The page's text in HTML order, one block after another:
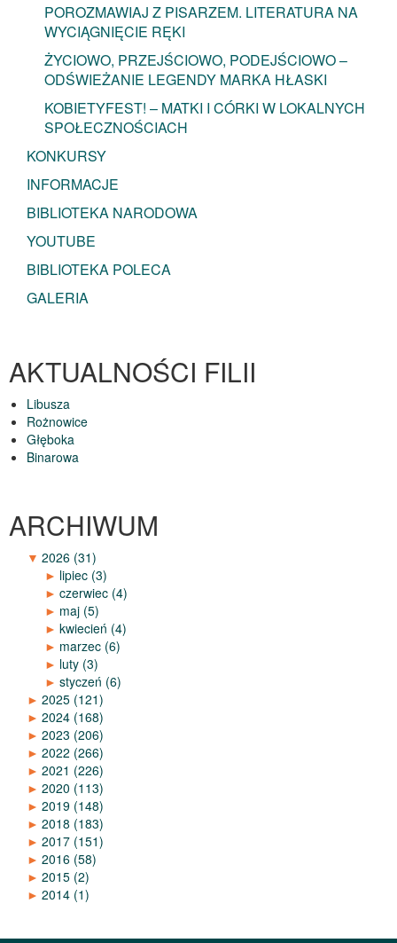
POROZMAWIAJ Z PISARZEM. LITERATURA NA
WYCIĄGNIĘCIE RĘKI
ŻYCIOWO, PRZEJŚCIOWO, PODEJŚCIOWO –
ODŚWIEŻANIE LEGENDY MARKA HŁASKI
KOBIETYFEST! – MATKI I CÓRKI W LOKALNYCH
SPOŁECZNOŚCIACH
KONKURSY
INFORMACJE
BIBLIOTEKA NARODOWA
YOUTUBE
BIBLIOTEKA POLECA
GALERIA
AKTUALNOŚCI FILII
Libusza
Rożnowice
Głęboka
Binarowa
ARCHIWUM
▼ 2026 (31)
► lipiec (3)
► czerwiec (4)
► maj (5)
► kwiecień (4)
► marzec (6)
► luty (3)
► styczeń (6)
► 2025 (121)
► 2024 (168)
► 2023 (206)
► 2022 (266)
► 2021 (226)
► 2020 (113)
► 2019 (148)
► 2018 (183)
► 2017 (151)
► 2016 (58)
► 2015 (2)
► 2014 (1)